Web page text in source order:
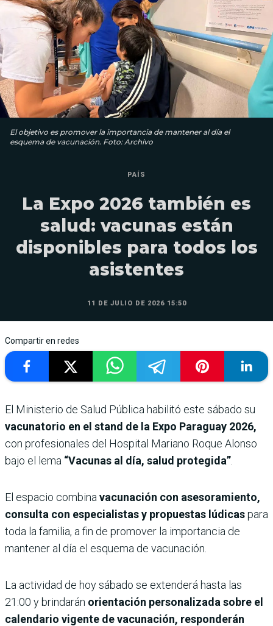
El objetivo es promover la importancia de mantener al día el
esquema de vacunación. Foto: Archivo
PAÍS
La Expo 2026 también es
salud: vacunas están
disponibles para todos los
asistentes
11 DE JULIO DE 2026 15:50
Compartir en redes
El Ministerio de Salud Pública habilitó este sábado su
vacunatorio en el stand de la Expo Paraguay 2026,
con profesionales del Hospital Mariano Roque Alonso
bajo el lema “Vacunas al día, salud protegida”
El espacio combina vacunación con asesoramiento,
consulta con especialistas y propuestas lúdicaspara
toda la familia, a fin de promover la importancia de
mantener al día el esquema de vacunación.
La actividad de hoy sábado se extenderá hasta las
21:00 y brindarán orientación personalizada sobre el
calendario vigente de vacunación, responderán